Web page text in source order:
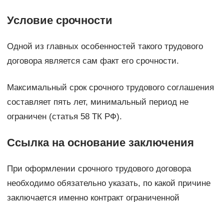
Условие срочности
Одной из главных особенностей такого трудового
договора является сам факт его срочности.
Максимальный срок срочного трудового соглашения
составляет пять лет, минимальный период не
ограничен (статья 58 ТК РФ).
Ссылка на основание заключения
При оформлении срочного трудового договора
необходимо обязательно указать, по какой причине
заключается именно контракт ограниченной